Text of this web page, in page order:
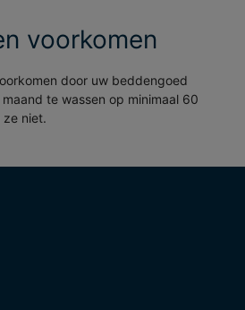
voorkomen
door uw beddengoed
te wassen op minimaal 60
niet.